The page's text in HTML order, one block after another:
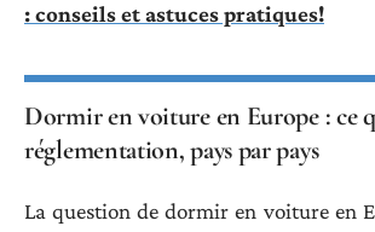
: conseils et astuces pratiques!
Dormir en voiture en Europe : ce
réglementation, pays par pays
La question de dormir en voiture en